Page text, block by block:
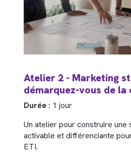
Atelier 2 - Marketing
démarquez-vous de
Durée : 1 jour
Un atelier pour construire
activable et différenciante
ETI.